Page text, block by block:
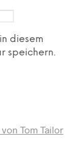
diesem
speichern.